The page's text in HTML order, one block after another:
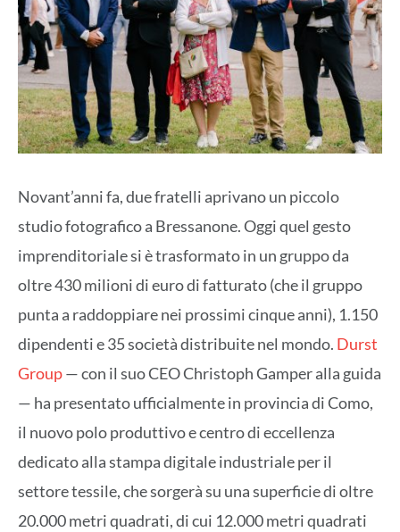
Novant’anni fa, due fratelli aprivano un piccolo
studio fotografico a Bressanone. Oggi quel gesto
imprenditoriale si è trasformato in un gruppo da
oltre 430 milioni di euro di fatturato (che il gruppo
punta a raddoppiare nei prossimi cinque anni), 1.150
dipendenti e 35 società distribuite nel mondo. Durst
Group— con il suo CEO Christoph Gamper alla guida
— ha presentato ufficialmente in provincia di Como,
il nuovo polo produttivo e centro di eccellenza
dedicato alla stampa digitale industriale per il
settore tessile, che sorgerà su una superficie di oltre
20.000 metri quadrati, di cui 12.000 metri quadrati